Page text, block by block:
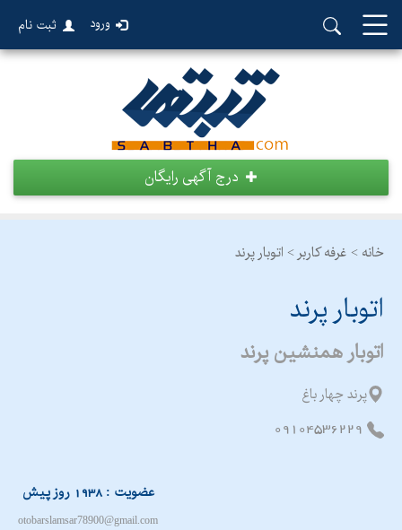
ورود ثبت نام
درج آگهی رایگان
خانه > غرفه کاربر > اتوبار پرند
اتوبار پرند
اتوبار همنشین پرند
پرند چهار باغ
09104536229
عضویت : 1938 روز پیش
otobarslamsar78900@gmail.com